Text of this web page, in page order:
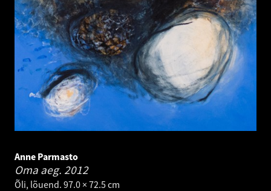
Anne Parmasto
Oma aeg. 2012
Õli, lõuend. 97.0 × 72.5 cm